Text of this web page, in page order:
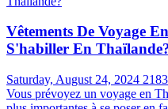
Vêtements De Voyage
S'habiller En
Saturday, August 24, 2024
Vous prévoyez un voyage en